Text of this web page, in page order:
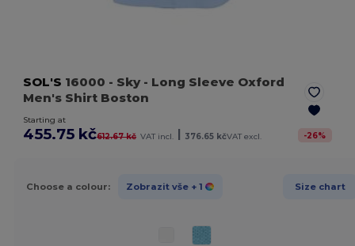
SOL'S 16000 - Sky- Long Sleeve Oxford
Men's Shirt Boston
Starting at
455.75 kč612.67 kč VAT incl. | 376.65 kčVAT excl. -26%
Choose a colour: Zobrazit vše + 1 Size chart